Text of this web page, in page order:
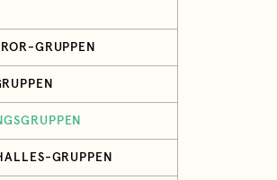
GRUPPEN
GRUPPEN